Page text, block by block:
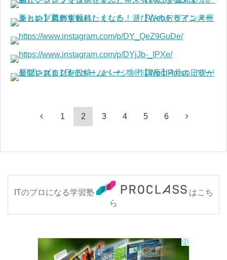
1 2 3 4 5 6
ITのプロになる学習塾
はこち
ら